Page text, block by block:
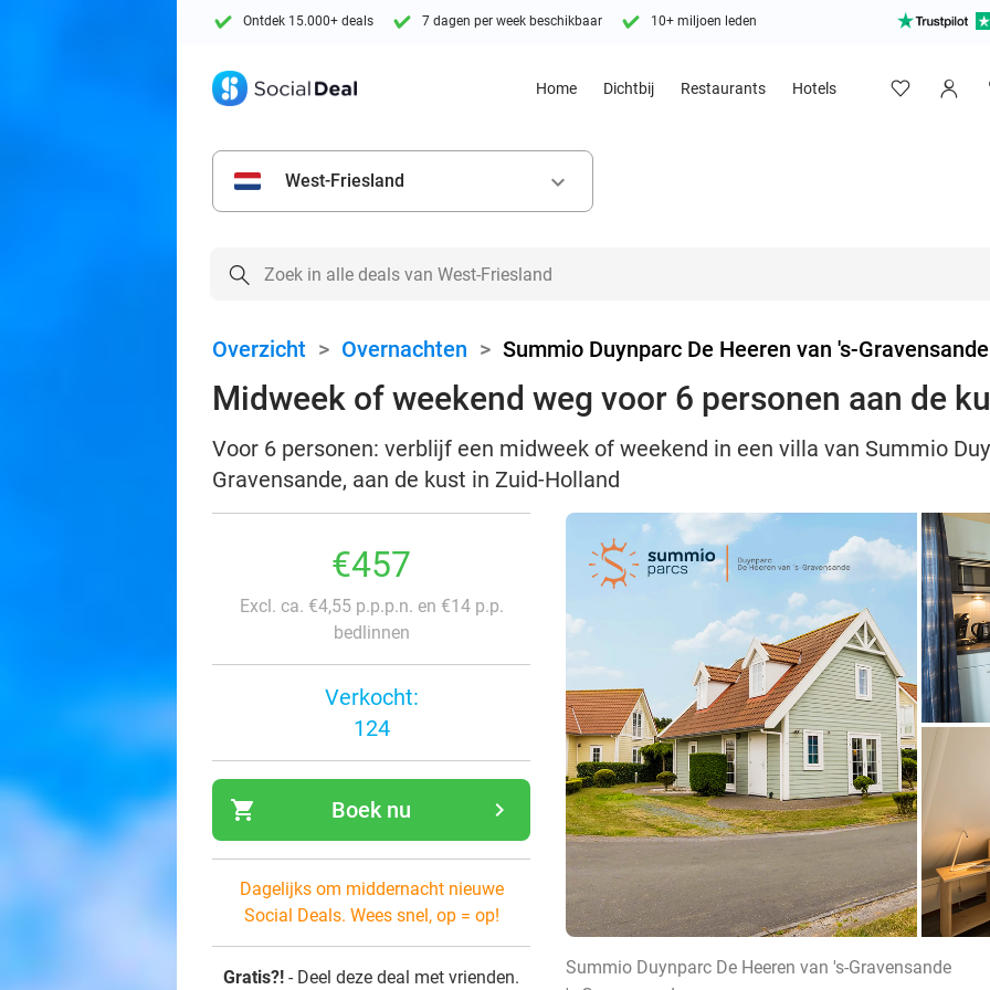
Ontdek 15.000+ deals 7 dagen per week beschikbaar 10+ miljoen leden
Home Dichtbij Restaurants Hotels
West-Friesland keyboard_arrow_down
Overzicht > Overnachten > Summio Duynparc De Heeren van 's-Gravensande
Midweek of weekend weg voor 6 personen aan de
Voor 6 personen: verblijf een midweek of weekend in een villa van Summio
Gravensande, aan de kust in Zuid-Holland
€457
Excl. ca. €4,55 p.p.p.n. en €14 p.p.
bedlinnen
Verkocht:
124
shopping_cart navigate_next
Boek nu
Dagelijks om middernacht nieuwe
Social Deals. Wees snel, op = op!
Gratis?! - Deel deze deal met vrienden.
Summio Duynparc De Heeren van 's-Gravensande